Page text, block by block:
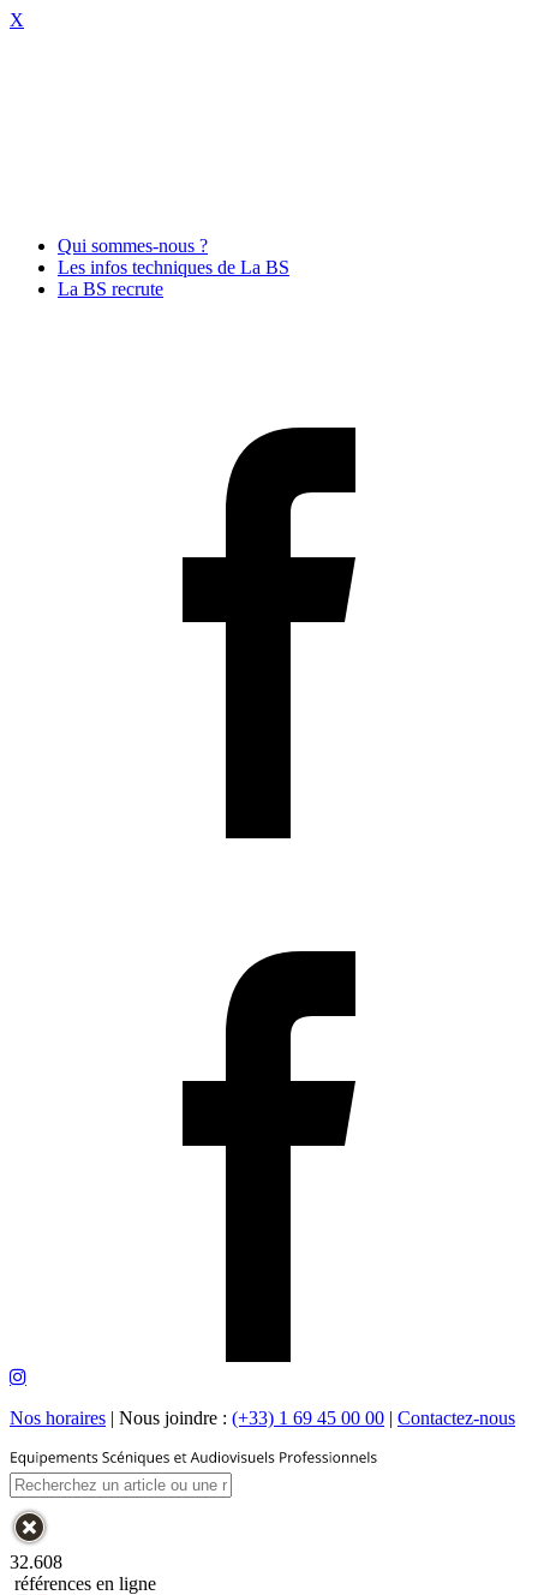
X
Qui sommes-nous ?
Les infos techniques de La BS
La BS recrute
Nos horaires | Nous joindre : (+33) 1 69 45 00 00 | Contactez-nous
32.608
références en ligne